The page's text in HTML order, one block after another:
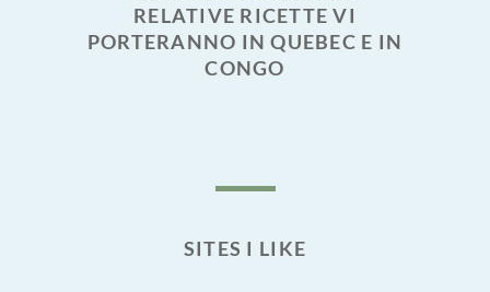
RELATIVE RICETTE VI
PORTERANNO IN QUEBEC E IN
CONGO
SITES I LIKE